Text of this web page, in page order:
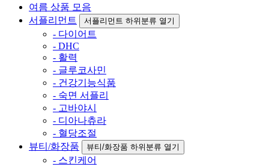
여름 상품 모음
서플리먼트
서플리먼트 하위분류 열기
- 다이어트
- DHC
- 활력
- 글루코사민
- 건강기능식품
- 숙면 서플리
- 고바야시
- 디아나츄라
- 혈당조절
뷰티/화장품
뷰티/화장품 하위분류 열기
- 스킨케어